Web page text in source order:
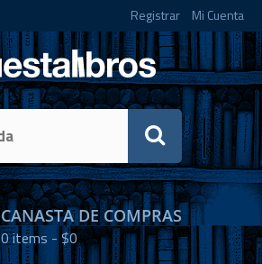
Registrar Mi Cuenta
CANASTA DE COMPRAS
0items -$0